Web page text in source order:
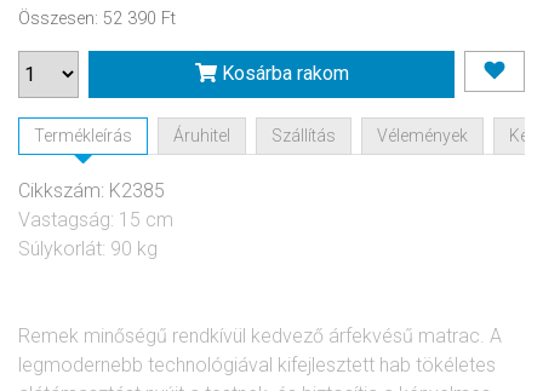
Összesen: 52 390 Ft
Kosárba rakom
Termékleírás Áruhitel Szállítás Vélemények
Cikkszám: K2385
Vastagság: 15 cm
Súlykorlát: 90 kg
Remek minőségű rendkívül kedvező árfekvésű matrac. A
legmodernebb technológiával kifejlesztett hab tökéletes